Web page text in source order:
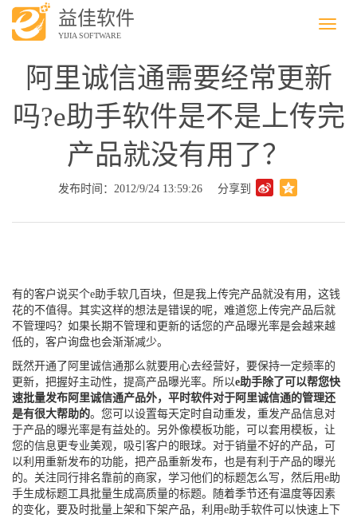
Menu
益佳软件
YIJIA SOFTWARE
阿里诚信通需要经常更新
吗?e助手软件是不是上传完
产品就没有用了？
发布时间：2012/9/24 13:59:26 分享到
有的客户说买个e助手软几百块，但是我上传完产品就没有用，这钱
花的不值得。其实这样的想法是错误的呢，难道您上传完产品后就
不管理吗？如果长期不管理和更新的话您的产品曝光率是会越来越
低的，客户询盘也会渐渐减少。
既然开通了阿里诚信通那么就要用心去经营好，要保持一定频率的
更新，把握好主动性，提高产品曝光率。所以e助手除了可以帮您快
速批量发布阿里诚信通产品外，平时软件对于阿里诚信通的管理还
是有很大帮助的。您可以设置每天定时自动重发，重发产品信息对
于产品的曝光率是有益处的。另外像模板功能，可以套用模板，让
您的信息更专业美观，吸引客户的眼球。对于销量不好的产品，可
以利用重新发布的功能，把产品重新发布，也是有利于产品的曝光
的。关注同行排名靠前的商家，学习他们的标题怎么写，然后用e助
手生成标题工具批量生成高质量的标题。随着季节还有温度等因素
的变化，要及时批量上架和下架产品，利用e助手软件可以快速上下